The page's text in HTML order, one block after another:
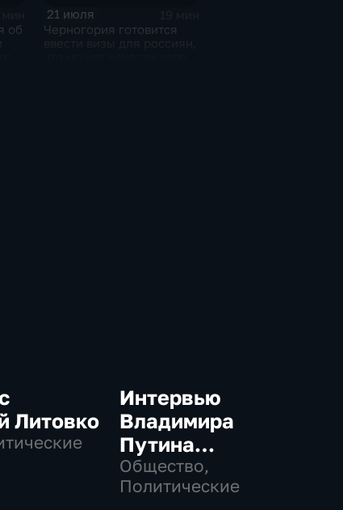
об
21 июля
Черногория готовится
Литовко
Интервью
Владимира
Путина
телекомпании
NBC
Общество,
Политические